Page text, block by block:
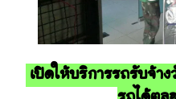
เปิดให้บริการรถรับจ้า